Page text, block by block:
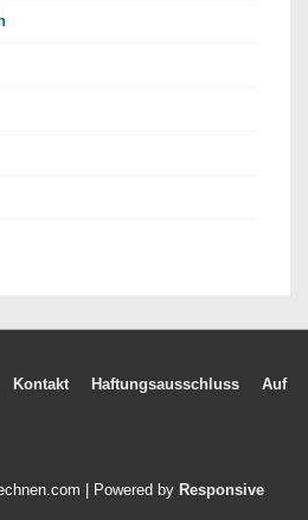
Kontakt Haftungsausschluss
Auf
| Powered by Responsive